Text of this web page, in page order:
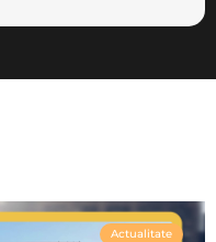
Actualitate